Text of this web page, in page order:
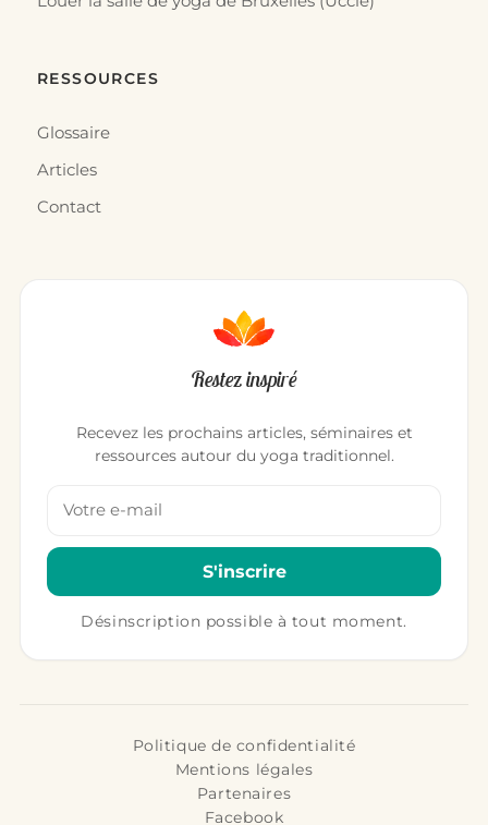
RESSOURCES
Glossaire
Articles
Contact
Restez inspiré
Recevez les prochains articles, séminaires et
ressources autour du yoga traditionnel.
S'inscrire
Désinscription possible à tout moment.
Politique de confidentialité
Mentions légales
Partenaires
Facebook